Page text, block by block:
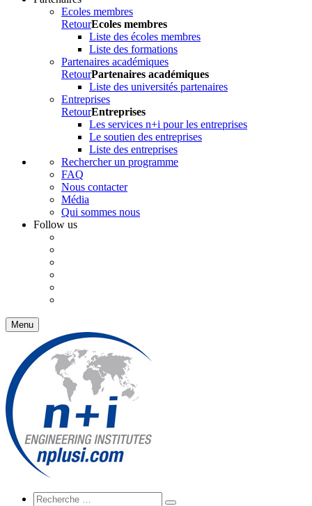
Ecoles membres
RetourEcoles membres
Liste des écoles membres
Liste des formations
Partenaires académiques
RetourPartenaires académiques
Liste des universités partenaires
Entreprises
RetourEntreprises
Les services n+i pour les entreprises
Le soutien des entreprises
Liste des entreprises
Rechercher un programme
FAQ
Nous contacter
Média
Qui sommes nous
Follow us
Menu